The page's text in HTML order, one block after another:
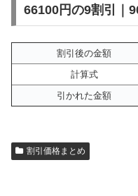
66100円の9割引｜
割引後の金額
計算式
引かれた金額
割引価格まとめ